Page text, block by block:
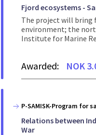
Fjord ecosystems -
The project will bring
environment; the
Institute for Marine
Awarded: NOK
P-SAMISK-Program for
Relations between
War